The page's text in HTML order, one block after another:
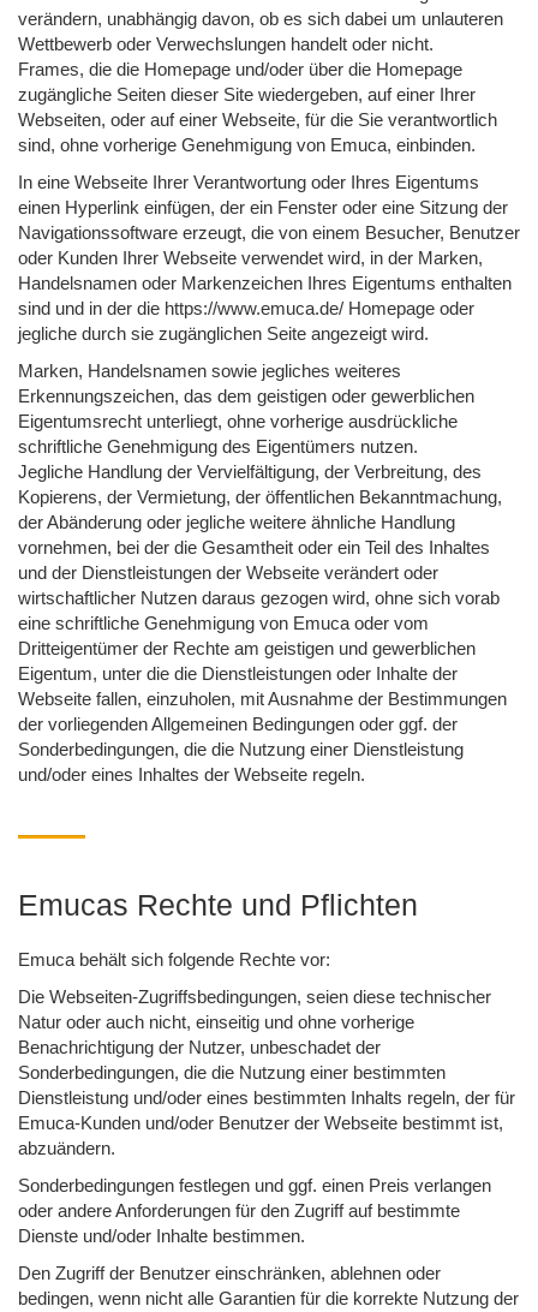
verändern, unabhängig davon, ob es sich dabei um unlauteren
Wettbewerb oder Verwechslungen handelt oder nicht.
Frames, die die Homepage und/oder über die Homepage
zugängliche Seiten dieser Site wiedergeben, auf einer Ihrer
Webseiten, oder auf einer Webseite, für die Sie verantwortlich
sind, ohne vorherige Genehmigung von Emuca, einbinden.
In eine Webseite Ihrer Verantwortung oder Ihres Eigentums
einen Hyperlink einfügen, der ein Fenster oder eine Sitzung der
Navigationssoftware erzeugt, die von einem Besucher, Benutzer
oder Kunden Ihrer Webseite verwendet wird, in der Marken,
Handelsnamen oder Markenzeichen Ihres Eigentums enthalten
sind und in der die https://www.emuca.de/ Homepage oder
jegliche durch sie zugänglichen Seite angezeigt wird.
Marken, Handelsnamen sowie jegliches weiteres
Erkennungszeichen, das dem geistigen oder gewerblichen
Eigentumsrecht unterliegt, ohne vorherige ausdrückliche
schriftliche Genehmigung des Eigentümers nutzen.
Jegliche Handlung der Vervielfältigung, der Verbreitung, des
Kopierens, der Vermietung, der öffentlichen Bekanntmachung,
der Abänderung oder jegliche weitere ähnliche Handlung
vornehmen, bei der die Gesamtheit oder ein Teil des Inhaltes
und der Dienstleistungen der Webseite verändert oder
wirtschaftlicher Nutzen daraus gezogen wird, ohne sich vorab
eine schriftliche Genehmigung von Emuca oder vom
Dritteigentümer der Rechte am geistigen und gewerblichen
Eigentum, unter die die Dienstleistungen oder Inhalte der
Webseite fallen, einzuholen, mit Ausnahme der Bestimmungen
der vorliegenden Allgemeinen Bedingungen oder ggf. der
Sonderbedingungen, die die Nutzung einer Dienstleistung
und/oder eines Inhaltes der Webseite regeln.
Emucas Rechte und Pflichten
Emuca behält sich folgende Rechte vor:
Die Webseiten-Zugriffsbedingungen, seien diese technischer
Natur oder auch nicht, einseitig und ohne vorherige
Benachrichtigung der Nutzer, unbeschadet der
Sonderbedingungen, die die Nutzung einer bestimmten
Dienstleistung und/oder eines bestimmten Inhalts regeln, der für
Emuca-Kunden und/oder Benutzer der Webseite bestimmt ist,
abzuändern.
Sonderbedingungen festlegen und ggf. einen Preis verlangen
oder andere Anforderungen für den Zugriff auf bestimmte
Dienste und/oder Inhalte bestimmen.
Den Zugriff der Benutzer einschränken, ablehnen oder
bedingen, wenn nicht alle Garantien für die korrekte Nutzung der